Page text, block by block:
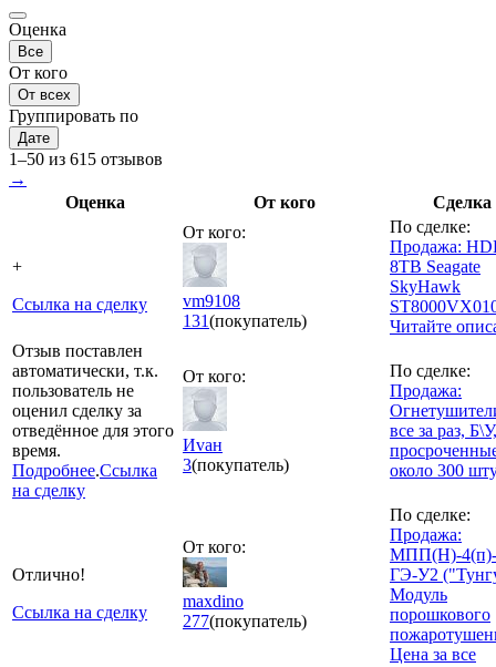
Оценка
Все
От кого
От всех
Группировать по
Дате
1–50 из 615 отзывов
→
Оценка
От кого Сделка
+
Ссылка на сделку
От кого:
vm9108
131(покупатель)
По сделке:
Продажа:
8TB Seagate
SkyHawk
Читайте
Отзыв поставлен
автоматически, т.к.
пользователь не
оценил сделку за
отведённое для этого
время.
Подробнее.Ссылка
на сделку
От кого:
Иvан
3(покупатель)
По сделке:
Продажа:
все за раз, Б\У,
около 300
Отлично!
Ссылка на сделку
От кого:
maxdino
277(покупатель)
По сделке:
Продажа:
МПП(Н)-
ГЭ-У2
Модуль
порошкового
Цена за все